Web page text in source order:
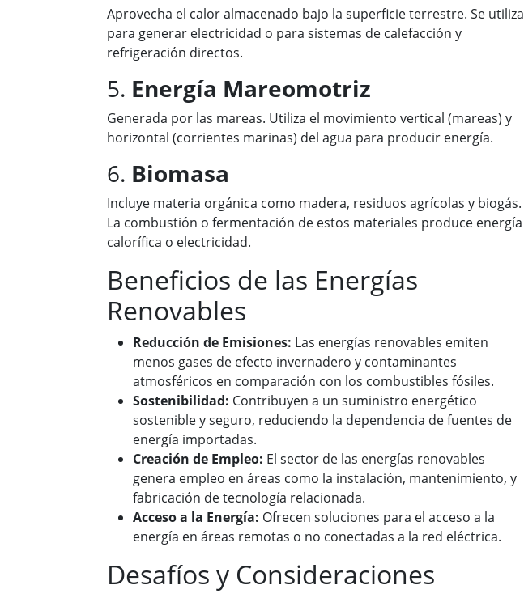
Aprovecha el calor almacenado bajo la superficie terrestre. Se utiliza
para generar electricidad o para sistemas de calefacción y
refrigeración directos.
5. Energía Mareomotriz
Generada por las mareas. Utiliza el movimiento vertical (mareas) y
horizontal (corrientes marinas) del agua para producir energía.
6. Biomasa
Incluye materia orgánica como madera, residuos agrícolas y biogás.
La combustión o fermentación de estos materiales produce energía
calorífica o electricidad.
Beneficios de las Energías
Renovables
Reducción de Emisiones: Las energías renovables emiten
menos gases de efecto invernadero y contaminantes
atmosféricos en comparación con los combustibles fósiles.
Sostenibilidad: Contribuyen a un suministro energético
sostenible y seguro, reduciendo la dependencia de fuentes de
energía importadas.
Creación de Empleo: El sector de las energías renovables
genera empleo en áreas como la instalación, mantenimiento, y
fabricación de tecnología relacionada.
Acceso a la Energía: Ofrecen soluciones para el acceso a la
energía en áreas remotas o no conectadas a la red eléctrica.
Desafíos y Consideraciones